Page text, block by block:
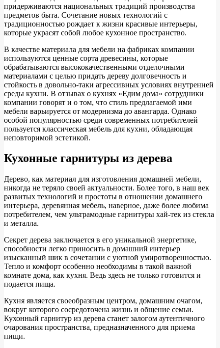
придерживаются национальных традиций производства
предметов быта. Сочетание новых технологий с
традиционностью рождает к жизни красивые интерьеры,
которые украсят собой любое кухонное пространство.
В качестве материала для мебели на фабриках компании
используются ценные сорта древесины, которые
обрабатываются высококачественными отделочными
материалами с целью придать дереву долговечность и
стойкость в довольно-таки агрессивных условиях внутренней
среды кухни. В отзывах о кухнях «Едим дома» сотрудники
компании говорят и о том, что стиль предлагаемой ими
мебели варьируется от модернизма до авангарда. Однако
особой популярностью среди современных потребителей
пользуется классическая мебель для кухни, обладающая
неповторимой эстетикой.
Кухонные гарнитуры из дерева
Дерево, как материал для изготовления домашней мебели,
никогда не теряло своей актуальности. Более того, в наш век
развитых технологий и простоты в отношении домашнего
интерьера, деревянная мебель, наверное, даже более любима
потребителем, чем ультрамодные гарнитуры хай-тек из стекла
и металла.
Секрет дерева заключается в его уникальной энергетике,
способности легко приносить в домашний интерьер
изысканный шик в сочетании с уютной умиротворенностью.
Тепло и комфорт особенно необходимы в такой важной
комнате дома, как кухня. Ведь здесь не только готовится и
подается пища.
Кухня является своеобразным центром, домашним очагом,
вокруг которого сосредоточена жизнь и общение семьи.
Кухонный гарнитур из дерева станет залогом аутентичного
очарования пространства, предназначенного для приема
пищи.